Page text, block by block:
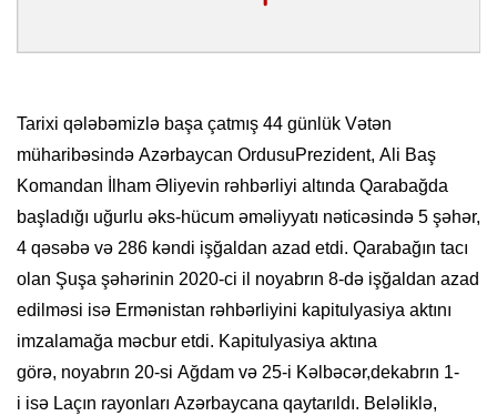
Tarixi qələbəmizlə başa çatmış 44 günlük Vətən
müharibəsində Azərbaycan OrdusuPrezident, Ali Baş
Komandan İlham Əliyevin rəhbərliyi altında Qarabağda
başladığı uğurlu əks-hücum əməliyyatı nəticəsində 5 şəhər,
4 qəsəbə və 286 kəndi işğaldan azad etdi. Qarabağın tacı
olan Şuşa şəhərinin 2020-ci il noyabrın 8-də işğaldan azad
edilməsi isə Ermənistan rəhbərliyini kapitulyasiya aktını
imzalamağa məcbur etdi. Kapitulyasiya aktına
görə, noyabrın 20-si Ağdam və 25-i Kəlbəcər,dekabrın 1-
i isə Laçın rayonları Azərbaycana qaytarıldı. Beləliklə,